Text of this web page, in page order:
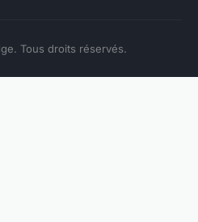
Tous droits réservés.